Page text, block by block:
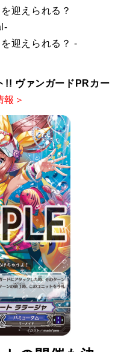
迎えられる？
迎えられる？ -
!! ヴァンガードPRカー
報＞